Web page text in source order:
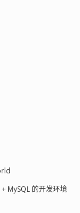
MySQL 的开发环境